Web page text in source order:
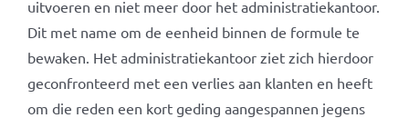
uitvoeren en niet meer door het administratiekantoor.
Dit met name om de eenheid binnen de formule te
bewaken. Het administratiekantoor ziet zich hierdoor
geconfronteerd met een verlies aan klanten en heeft
om die reden een kort geding aangespannen jegens